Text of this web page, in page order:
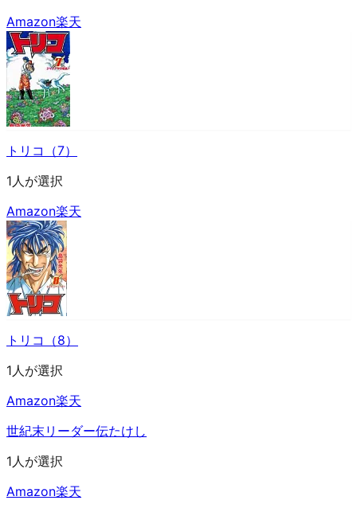
Amazon楽天
トリコ（7）
1人が選択
Amazon楽天
トリコ（8）
1人が選択
Amazon楽天
世紀末リーダー伝たけし
1人が選択
Amazon楽天